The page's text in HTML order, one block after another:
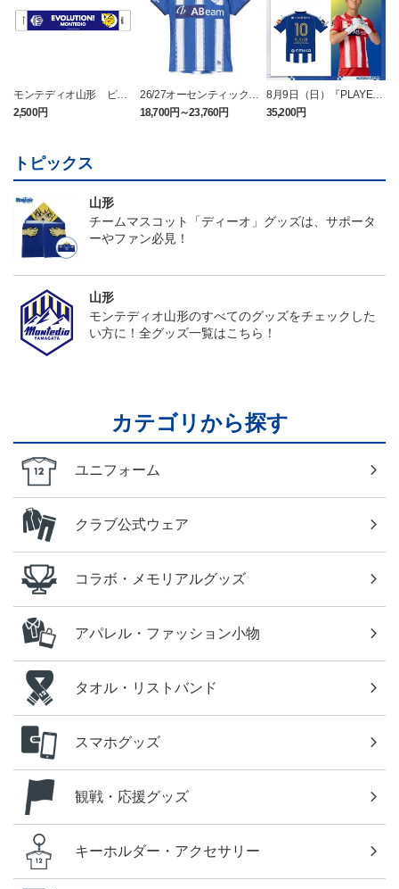
モンテディオ山形 ピカ
チュウ タオルマフラー
2,500円
26/27オーセンティックユ
ニフォーム半袖（FP1st）
18,700円～23,760円
8月9日（日）『PLAYER
OF THE DAY』ユニフォ
ーム（半袖）
35,200円
トピックス
山形
チームマスコット「ディーオ」グッズは、サポータ
ーやファン必見！
山形
モンテディオ山形のすべてのグッズをチェックした
い方に！全グッズ一覧はこちら！
カテゴリから探す
ユニフォーム
クラブ公式ウェア
コラボ・メモリアルグッズ
アパレル・ファッション小物
タオル・リストバンド
スマホグッズ
観戦・応援グッズ
キーホルダー・アクセサリー